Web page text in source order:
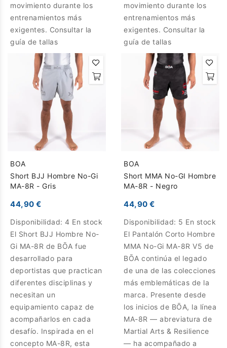
movimiento durante los
entrenamientos más
exigentes. Consultar la
guía de tallas
movimiento durante los
entrenamientos más
exigentes. Consultar la
guía de tallas
BOA
Short BJJ Hombre No-Gi
MA-8R - Gris
44,90 €
Disponibilidad: 4 En stock
El Short BJJ Hombre No-
Gi MA-8R de BŌA fue
desarrollado para
deportistas que practican
diferentes disciplinas y
necesitan un
equipamiento capaz de
acompañarlos en cada
desafío. Inspirada en el
concepto MA-8R, esta
BOA
Short MMA No-GI Hombre
MA-8R - Negro
44,90 €
Disponibilidad: 5 En stock
El Pantalón Corto Hombre
MMA No-Gi MA-8R V5 de
BŌA continúa el legado
de una de las colecciones
más emblemáticas de la
marca. Presente desde
los inicios de BŌA, la línea
MA-8R — abreviatura de
Martial Arts & Resilience
— ha acompañado a